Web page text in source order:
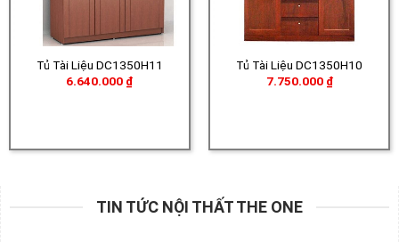
Tủ Tài Liệu DC1350H11
6.640.000 ₫
Tủ Tài Liệu DC1350H10
7.750.000 ₫
TIN TỨC NỘI THẤT THE ONE